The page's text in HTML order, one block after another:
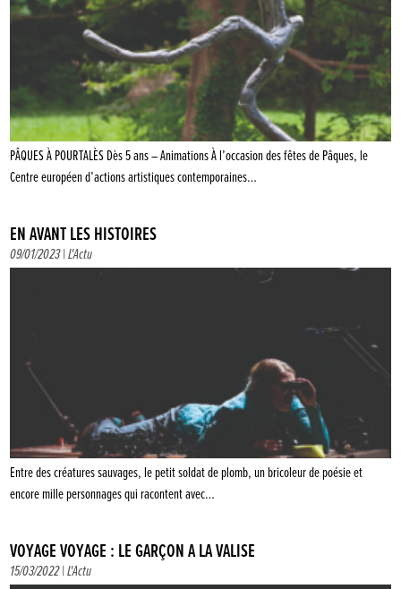
PÂQUES À POURTALÈS Dès 5 ans – Animations À l’occasion des fêtes de Pâques, le
Centre européen d’actions artistiques contemporaines…
EN AVANT LES HISTOIRES
09/01/2023 |L'Actu
Entre des créatures sauvages, le petit soldat de plomb, un bricoleur de poésie et
encore mille personnages qui racontent avec…
VOYAGE VOYAGE : LE GARÇON À LA VALISE
15/03/2022 |L'Actu